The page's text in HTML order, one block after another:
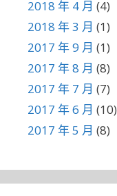
2018 年 4 月 (4)
2018 年 3 月 (1)
2017 年 9 月 (1)
2017 年 8 月 (8)
2017 年 7 月 (7)
2017 年 6 月 (10)
2017 年 5 月 (8)